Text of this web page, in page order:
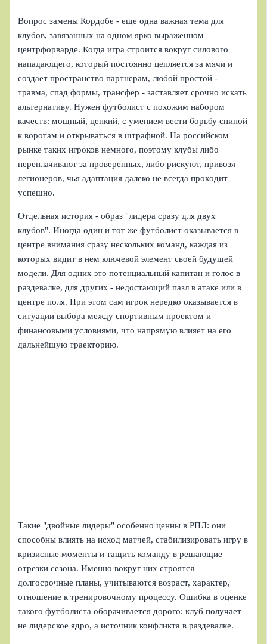
Вопрос замены Кордобе - еще одна важная тема для
клубов, завязанных на одном ярко выраженном
центрфорварде. Когда игра строится вокруг силового
нападающего, который постоянно цепляется за мячи и
создает пространство партнерам, любой простой -
травма, спад формы, трансфер - заставляет срочно искать
альтернативу. Нужен футболист с похожим набором
качеств: мощный, цепкий, с умением вести борьбу спиной
к воротам и открываться в штрафной. На российском
рынке таких игроков немного, поэтому клубы либо
переплачивают за проверенных, либо рискуют, привозя
легионеров, чья адаптация далеко не всегда проходит
успешно.
Отдельная история - образ "лидера сразу для двух
клубов". Иногда один и тот же футболист оказывается в
центре внимания сразу нескольких команд, каждая из
которых видит в нем ключевой элемент своей будущей
модели. Для одних это потенциальный капитан и голос в
раздевалке, для других - недостающий пазл в атаке или в
центре поля. При этом сам игрок нередко оказывается в
ситуации выбора между спортивным проектом и
финансовыми условиями, что напрямую влияет на его
дальнейшую траекторию.
Такие "двойные лидеры" особенно ценны в РПЛ: они
способны влиять на исход матчей, стабилизировать игру в
кризисные моменты и тащить команду в решающие
отрезки сезона. Именно вокруг них строятся
долгосрочные планы, учитываются возраст, характер,
отношение к тренировочному процессу. Ошибка в оценке
такого футболиста оборачивается дорого: клуб получает
не лидерское ядро, а источник конфликта в раздевалке.